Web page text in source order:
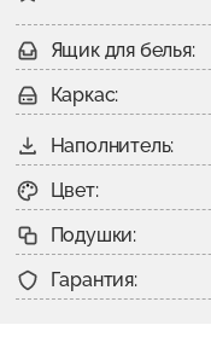
Ящик для белья:
Каркас:
Наполнитель:
Цвет:
Подушки:
Гарантия: